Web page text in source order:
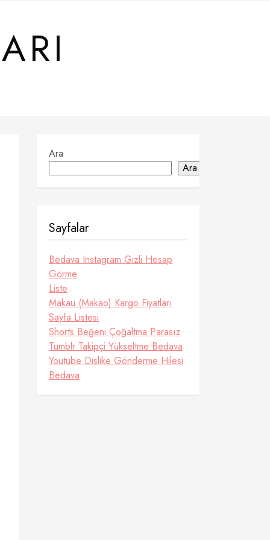
Ara
Ara
Sayfalar
Bedava Instagram Gizli Hesap
Görme
Liste
Makau (Makao) Kargo Fiyatları
Sayfa Listesi
Shorts Beğeni Çoğaltma Parasız
Tumblr Takipçi Yükseltme Bedava
Youtube Dislike Gönderme Hilesi
Bedava